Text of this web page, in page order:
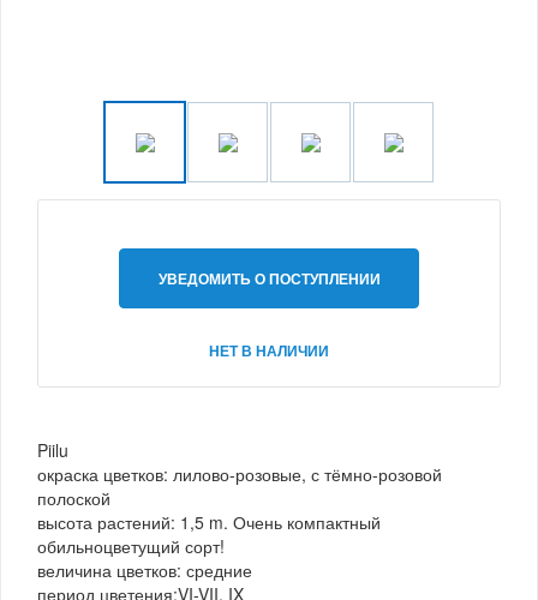
УВЕДОМИТЬ О ПОСТУПЛЕНИИ
НЕТ В НАЛИЧИИ
Piilu
окраска цветков: лилово-розовые, с тёмно-розовой
полоской
высота растений: 1,5 m. Очень компактный
обильноцветущий сорт!
величина цветков: средние
период цветения:VI-VII, IX